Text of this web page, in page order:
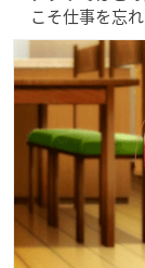
こそ仕事を忘